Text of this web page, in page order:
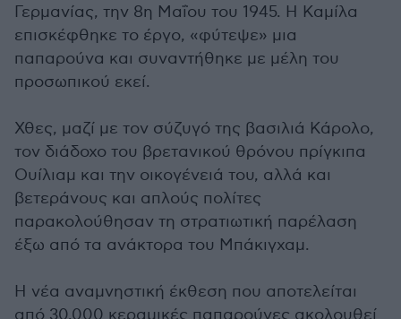
Γερμανίας, την 8η Μαΐου του 1945. Η Καμίλα
επισκέφθηκε το έργο, «φύτεψε» μια
παπαρούνα και συναντήθηκε με μέλη του
προσωπικού εκεί.
Χθες, μαζί με τον σύζυγό της βασιλιά Κάρολο,
τον διάδοχο του βρετανικού θρόνου πρίγκιπα
Ουίλιαμ και την οικογένειά του, αλλά και
βετεράνους και απλούς πολίτες
παρακολούθησαν τη στρατιωτική παρέλαση
έξω από τα ανάκτορα του Μπάκιγχαμ.
Η νέα αναμνηστική έκθεση που αποτελείται